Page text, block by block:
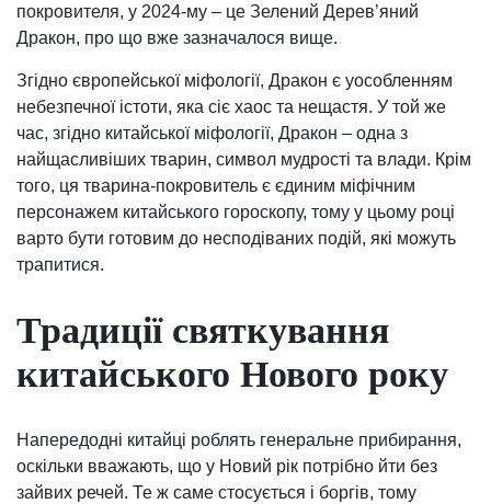
покровителя, у 2024-му – це Зелений Дерев’яний
Дракон, про що вже зазначалося вище.
Згідно європейської міфології, Дракон є уособленням
небезпечної істоти, яка сіє хаос та нещастя. У той же
час, згідно китайської міфології, Дракон – одна з
найщасливіших тварин, символ мудрості та влади. Крім
того, ця тварина-покровитель є єдиним міфічним
персонажем китайського гороскопу, тому у цьому році
варто бути готовим до несподіваних подій, які можуть
трапитися.
Традиції святкування
китайського Нового року
Напередодні китайці роблять генеральне прибирання,
оскільки вважають, що у Новий рік потрібно йти без
зайвих речей. Те ж саме стосується і боргів, тому